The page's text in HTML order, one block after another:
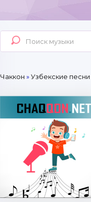
Чаккон »Узбекские песни